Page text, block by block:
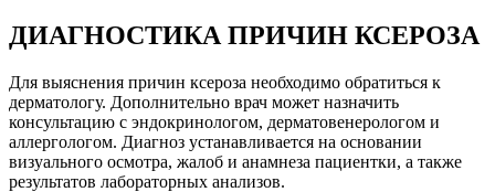
ДИАГНОСТИКА ПРИЧИН КСЕРОЗА
Для выяснения причин ксероза необходимо обратиться к
дерматологу. Дополнительно врач может назначить
консультацию с эндокринологом, дерматовенерологом и
аллергологом. Диагноз устанавливается на основании
визуального осмотра, жалоб и анамнеза пациентки, а также
результатов лабораторных анализов.